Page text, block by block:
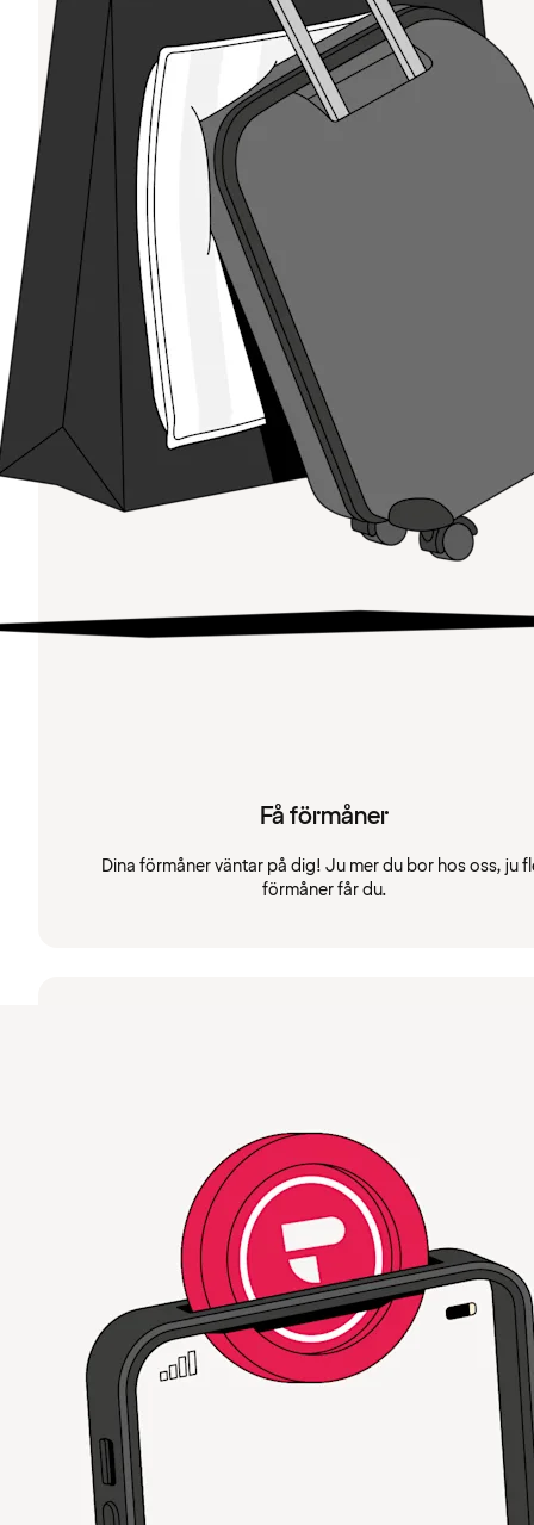
Få förmåner
Dina förmåner väntar på dig! Ju mer du bor hos oss, ju
förmåner får du.